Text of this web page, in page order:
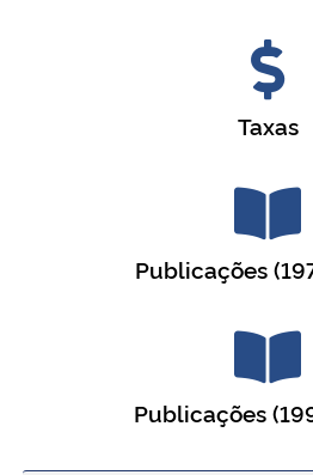
Taxas
Publicações
Publicações